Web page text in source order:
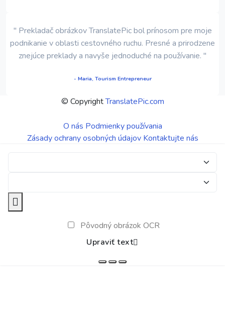
" Prekladač obrázkov TranslatePic bol prínosom pre moje
podnikanie v oblasti cestovného ruchu. Presné a prirodzene
znejúce preklady a navyše jednoduché na používanie. "
- Maria, Tourism Entrepreneur
© CopyrightTranslatePic.com
O nás Podmienky používania
Zásady ochrany osobných údajov Kontaktujte nás
Pôvodný obrázok OCR
Upraviť text